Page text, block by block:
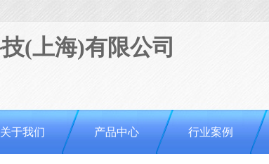
关于我们 产品中心 行业案例